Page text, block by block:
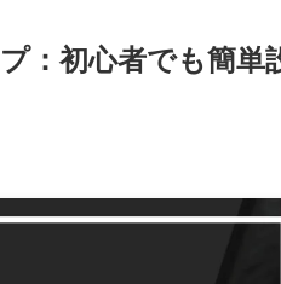
：初心者でも簡単